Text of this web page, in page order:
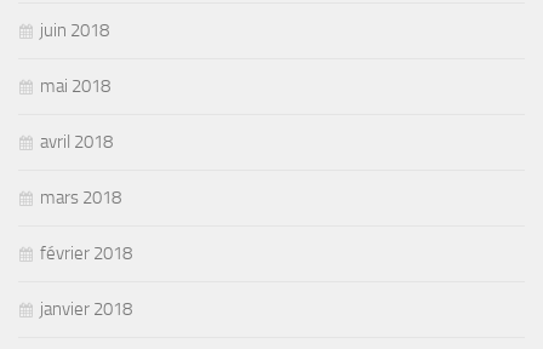
juin 2018
mai 2018
avril 2018
mars 2018
février 2018
janvier 2018